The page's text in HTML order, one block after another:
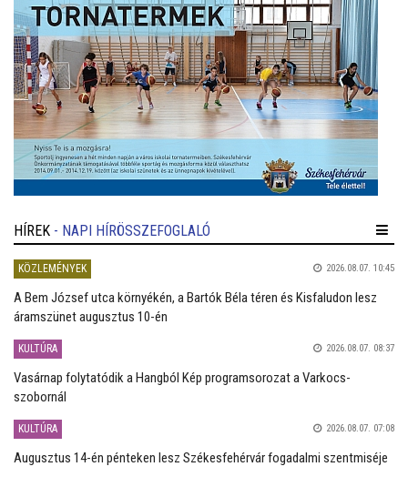
HÍREK - NAPI HÍRÖSSZEFOGLALÓ
KÖZLEMÉNYEK 2026.08.07. 10:45
A Bem József utca környékén, a Bartók Béla téren és Kisfaludon lesz
áramszünet augusztus 10-én
KULTÚRA 2026.08.07. 08:37
Vasárnap folytatódik a Hangból Kép programsorozat a Varkocs-
szobornál
KULTÚRA 2026.08.07. 07:08
Augusztus 14-én pénteken lesz Székesfehérvár fogadalmi szentmiséje